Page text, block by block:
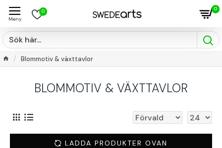
0 0
Blommotiv & växttavlor
BLOMMOTIV & VÄXTTAVLOR
LADDA PRODUKTER OVAN